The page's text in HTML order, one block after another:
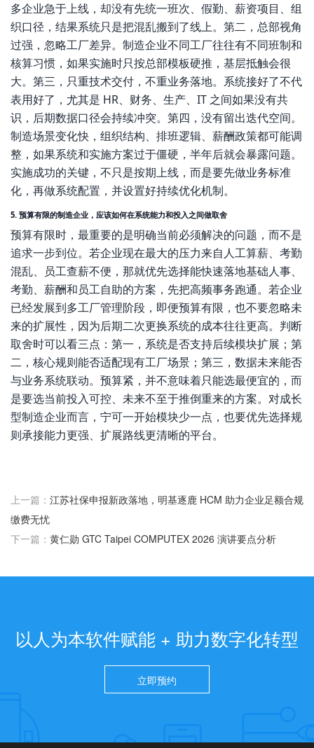
多企业急于上线，却没有先统一班次、假勤、薪资项目、组
织口径，结果系统只是把混乱搬到了线上。第二，总部视角
过强，忽略工厂差异。制造企业不同工厂往往有不同班制和
核算习惯，如果实施时只按总部模板硬推，基层抵触会很
大。第三，只重技术交付，不重业务落地。系统接好了不代
表用好了，尤其是 HR、财务、生产、IT 之间如果没有共
识，后期数据口径会持续冲突。第四，没有留出迭代空间。
制造场景变化快，组织结构、排班逻辑、薪酬政策都可能调
整，如果系统和实施方案过于僵硬，半年后就会暴露问题。
实施成功的关键，不只是按期上线，而是要先做业务标准
化，再做系统配置，并设置好持续优化机制。
5. 预算有限的制造企业，应该如何在系统能力和投入之间做取舍
预算有限时，最重要的是明确当前必须解决的问题，而不是
追求一步到位。若企业现在最大的压力来自人工算薪、考勤
混乱、员工查薪不便，那就优先选择能快速落地基础人事、
考勤、薪酬和员工自助的方案，先把高频事务跑通。若企业
已经发展到多工厂管理阶段，即便预算有限，也不要忽略未
来的扩展性，因为后期二次更换系统的成本往往更高。判断
取舍时可以看三点：第一，系统是否支持后续模块扩展；第
二，核心规则能否适配现有工厂场景；第三，数据未来能否
与业务系统联动。预算紧，并不意味着只能选最便宜的，而
是要选当前投入可控、未来不至于推倒重来的方案。对成长
型制造企业而言，宁可一开始模块少一点，也要优先选择规
则承接能力更强、扩展路线更清晰的平台。
上一篇： 江苏社保申报新政落地，明基逐鹿 HCM 助力企业足额合规
缴费无忧
下一篇： 黄仁勋 GTC Taipei COMPUTEX 2026 演讲要点分析
以人为本软件赋能 + 助力数字化转型
立即预约